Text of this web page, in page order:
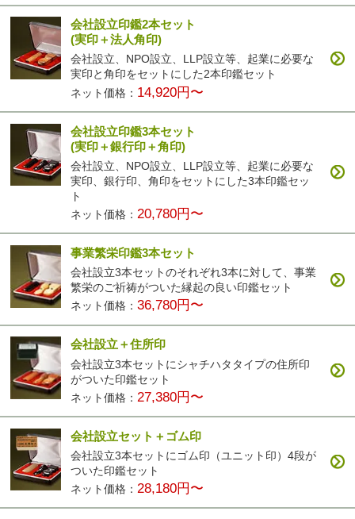
会社設立印鑑2本セット
(実印＋法人角印)
会社設立、NPO設立、LLP設立等、起業に必要な
実印と角印をセットにした2本印鑑セット
ネット価格： 14,920円〜
会社設立印鑑3本セット
(実印＋銀行印＋角印)
会社設立、NPO設立、LLP設立等、起業に必要な
実印、銀行印、角印をセットにした3本印鑑セッ
ト
ネット価格： 20,780円〜
事業繁栄印鑑3本セット
会社設立3本セットのそれぞれ3本に対して、事業
繁栄のご祈祷がついた縁起の良い印鑑セット
ネット価格：36,780円〜
会社設立＋住所印
会社設立3本セットにシャチハタタイプの住所印
がついた印鑑セット
ネット価格： 27,380円〜
会社設立セット＋ゴム印
会社設立3本セットにゴム印（ユニット印）4段が
ついた印鑑セット
ネット価格： 28,180円〜